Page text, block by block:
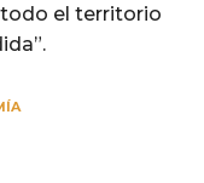
el territorio